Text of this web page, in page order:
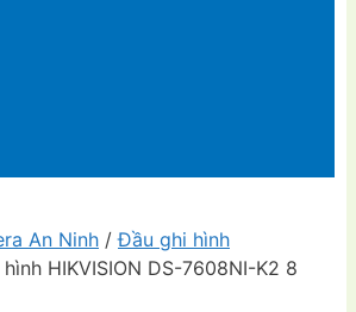
An Ninh /Đầu ghi hình
HIKVISION DS-7608NI-K2 8